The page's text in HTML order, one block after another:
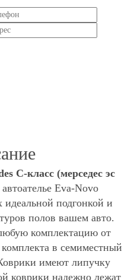
С-класс (мерcедес эс
Eva-Novo
идеальной подгонкой и
полов вашем авто.
комплектацию от
в семиместный
имеют липучку
коврики надежно лежат